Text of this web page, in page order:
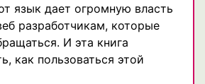
язык дает огромную власть
разработчикам, которые
И эта книга
как пользоваться этой